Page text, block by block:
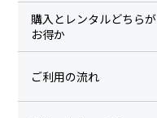
購入とレンタルどちらが
お得か
ご利用の流れ